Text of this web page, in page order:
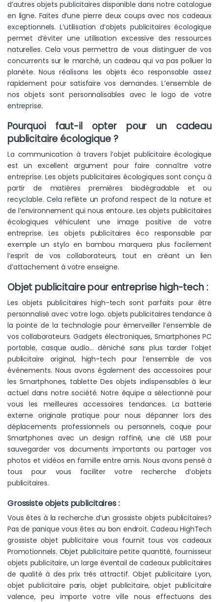
d’autres objets publicitaires disponible dans notre catalogue
en ligne. Faites d’une pierre deux coups avec nos cadeaux
exceptionnels. L’utilisation d’objets publicitaires écologique
permet d’éviter une utilisation excessive des ressources
naturelles. Cela vous permettra de vous distinguer de vos
concurrents sur le marché, un cadeau qui va pas polluer la
planète. Nous réalisons les objets éco responsable assez
rapidement pour satisfaire vos demandes. L’ensemble de
nos objets sont personnalisables avec le logo de votre
entreprise.
Pourquoi faut-il opter pour un cadeau
publicitaire écologique ?
La communication à travers l’objet publicitaire écologique
est un excellent argument pour faire connaître votre
entreprise. Les objets publicitaires écologiques sont conçu à
partir de matières premières biodégradable et ou
recyclable. Cela reflète un profond respect de la nature et
de l’environnement qui nous entoure. Les objets publicitaires
écologiques véhiculent une image positive de votre
entreprise. Les objets publicitaires éco responsable par
exemple un stylo en bambou marquera plus facilement
l’esprit de vos collaborateurs, tout en créant un lien
d’attachement à votre enseigne.
Objet publicitaire pour entreprise high-tech :
Les objets publicitaires high-tech sont parfaits pour être
personnalisé avec votre logo. objets publicitaires tendance à
la pointe de la technologie pour émerveiller l’ensemble de
vos collaborateurs. Gadgets électroniques, Smartphones PC
portable, casque audio… déniché sans plus tarder l’objet
publicitaire original, high-tech pour l’ensemble de vos
événements. Nous avons également des accessoires pour
les Smartphones, tablette Des objets indispensables à leur
actuel dans notre société. Notre équipe a sélectionné pour
vous les meilleures accessoires tendances. La batterie
externe originale pratique pour nous dépanner lors des
déplacements professionnels ou personnels, coque pour
Smartphones avec un design raffiné, une clé USB pour
sauvegarder vos documents importants ou partager vos
photos et vidéos en famille entre amis. Nous avons pensé à
tous pour vous faciliter votre recherche d’objets
publicitaires.
Grossiste objets publicitaires :
Vous êtes à la recherche d’un grossiste objets publicitaires?
Pas de panique vous êtes au bon endroit. Cadeau HighTech
grossiste objet publicitaire vous fournit tous vos cadeaux
Promotionnels. Objet publicitaire petite quantité, fournisseur
objets publicitaire, un large éventail de cadeaux publicitaires
de qualité à des prix très attractif. Objet publicitaire Lyon,
objet publicitaire paris, objet publicitaire, objet publicitaire
valence, peu importe votre ville nous effectuons des